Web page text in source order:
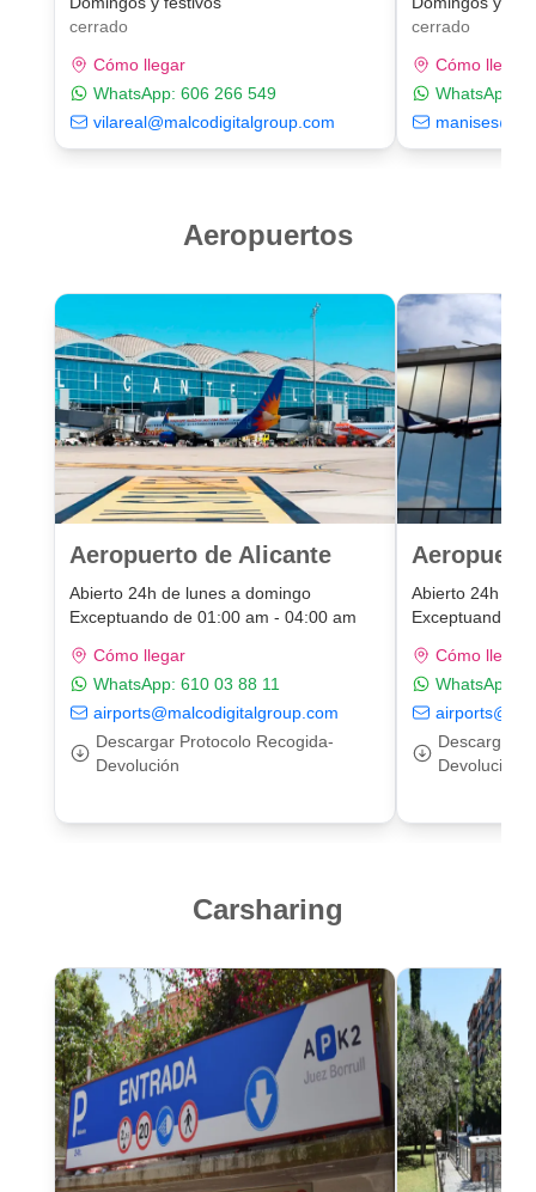
cerrado
Cómo llegar
WhatsApp: 606 266 549
vilareal@malcodigitalgroup.com
cerrado
Cómo llegar
WhatsApp:
Aeropuertos
Aeropuerto de Alicante
Abierto 24h de lunes a domingo
Exceptuando de 01:00 am - 04:00 am
Cómo llegar
WhatsApp: 610 03 88 11
airports@malcodigitalgroup.com
Descargar Protocolo Recogida-
Devolución
Abierto 24h de
Exceptuando
Cómo llegar
WhatsApp:
Descargar
Devolución
Carsharing